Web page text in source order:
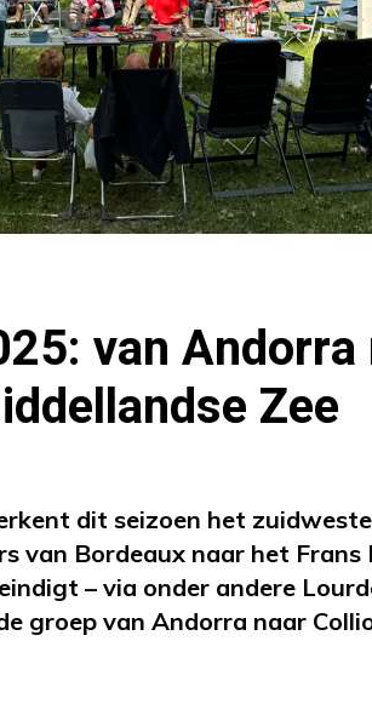
van Andorra
Zee
dit seizoen het
van Bordeaux naar het Frans
– via onder andere
groep van Andorra naar